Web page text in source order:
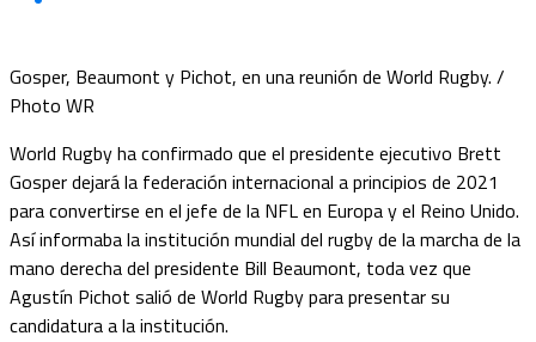
Gosper, Beaumont y Pichot, en una reunión de World Rugby. /
Photo WR
World Rugby ha confirmado que el presidente ejecutivo Brett
Gosper dejará la federación internacional a principios de 2021
para convertirse en el jefe de la NFL en Europa y el Reino Unido.
Así informaba la institución mundial del rugby de la marcha de la
mano derecha del presidente Bill Beaumont, toda vez que
Agustín Pichot salió de World Rugby para presentar su
candidatura a la institución.